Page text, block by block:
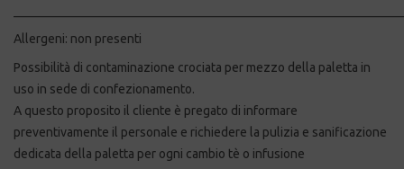
Allergeni: non presenti
Possibilità di contaminazione crociata per mezzo della paletta in
uso in sede di confezionamento.
A questo proposito il cliente è pregato di informare
preventivamente il personale e richiedere la pulizia e sanificazione
dedicata della paletta per ogni cambio tè o infusione